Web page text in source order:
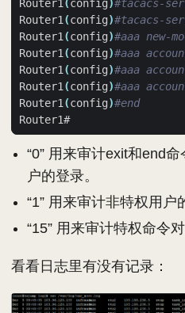
Router1 (config)#tacacs-
Router1 (config)#tacacs-
Router1 (config)#aaa new-
Router1 (config)#aaa
Router1 (config)#aaa
Router1 (config)#aaa
Router1 (config)#end
“0” 用来审计exit和end
户的登录。
“1” 用来审计非特权用户
“15” 用来审计特权命令
看看日志里有没有记录：